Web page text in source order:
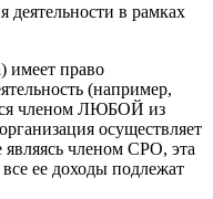
в рамках
имеет право
(например,
членом ЛЮБОЙ из
осуществляет
являясь членом СРО, эта
все ее доходы подлежат